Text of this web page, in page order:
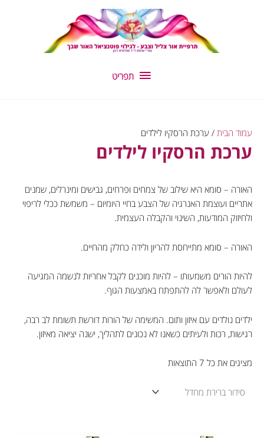
תפריט
תפריט
עמוד הבית / ערכת הרסקיו לילדים
ערכת הרסקיו לילדים
האורה – סומא היא שילוב של צמחים ופרחים, גבישים ומינרלים, שמנים
אתריים ועוצמת האנרגיה של הצבע בחיי היומיום – משמשת ככלי לריפוי
ולחיזוק המודעות, השינוי והקבלה העצמית.
האורה – סומא מתייחסת להריון ולידה כחלק מהחיים.
להיות הורים משמעותו – להיות מוכנים לקבל אחריות לנשמה המגיעה
לעולם ולאפשר לה להתפתח באמצעות הגוף.
ילדים נולדים עם איזון ותום. המשימה של הורות דורשת תשומת לב רבה,
רגישות, רכות ולעיתים כשאנו לא נכונים לתהליך, ישנה יציאה מאיזון.
מציגים את כל ⁦7⁩ התוצאות